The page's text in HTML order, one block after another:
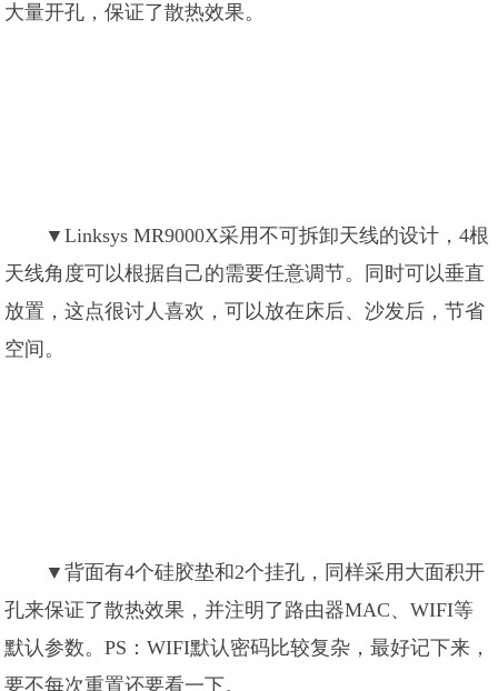
大量开孔，保证了散热效果。
▼Linksys MR9000X采用不可拆卸天线的设计，4根
天线角度可以根据自己的需要任意调节。同时可以垂直
放置，这点很讨人喜欢，可以放在床后、沙发后，节省
空间。
▼背面有4个硅胶垫和2个挂孔，同样采用大面积开
孔来保证了散热效果，并注明了路由器MAC、WIFI等
默认参数。PS：WIFI默认密码比较复杂，最好记下来，
要不每次重置还要看一下。